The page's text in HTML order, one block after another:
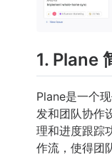
1. Plane
Plane是一个
发和团队协作
理和进度跟踪
作流，使得团